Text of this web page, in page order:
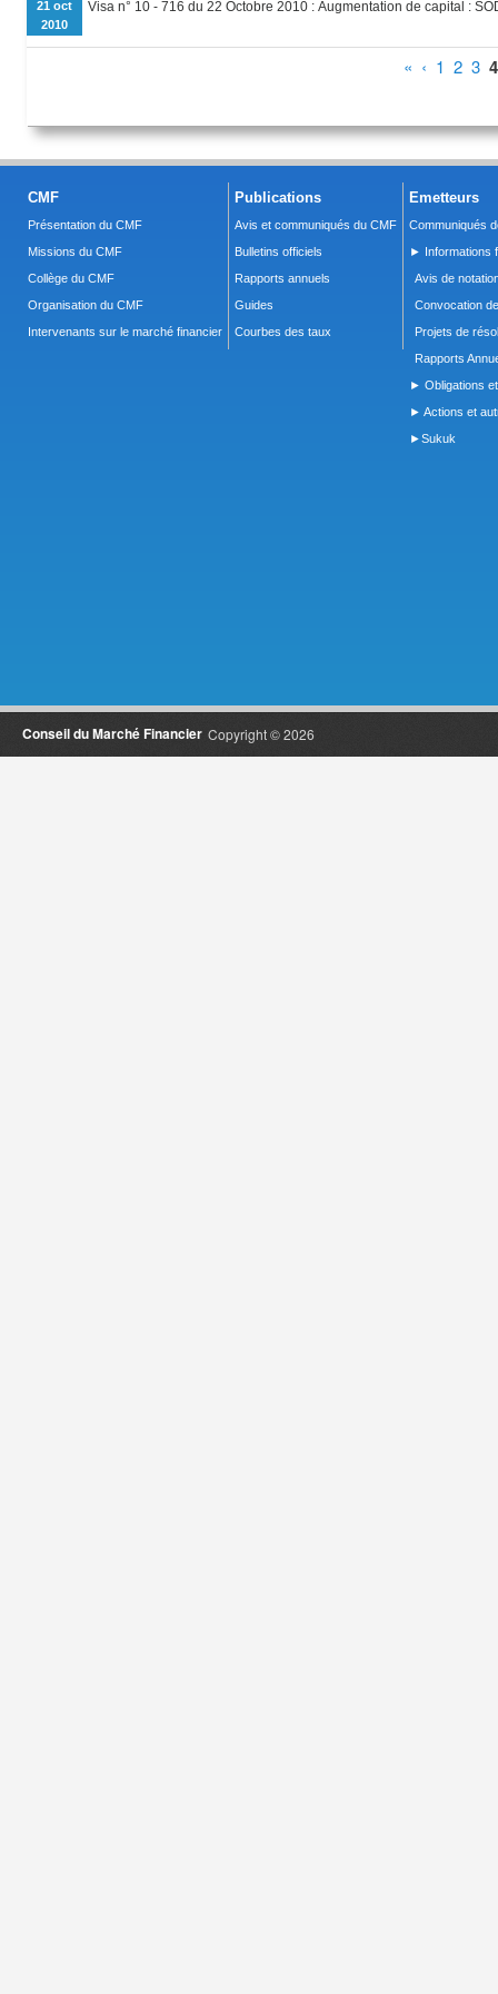
21 oct
2010
Visa n° 10 - 716 du 22 Octobre 2010 : Augmentation de capital :
« ‹ 1 2 3 4
CMF
Présentation du CMF
Missions du CMF
Collège du CMF
Organisation du CMF
Intervenants sur le marché financier
Publications
Avis et communiqués du CMF
Bulletins officiels
Rapports annuels
Guides
Courbes des taux
Emetteurs
Communiqués
► Informations
Avis de
Convocation
Projets de
Rapports
► Obligations
► Actions et
►Sukuk
Copyright © 2026
Conseil du Marché Financier